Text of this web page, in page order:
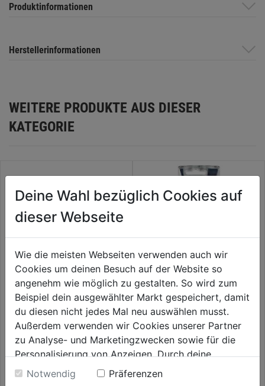
Produktinformationen
Herstellerinformationen
WEITERE PRODUKTE AUS DIESER
KATEGORIE
Metallbohrer HSS-G
THUNDERWEB DIN 338, 12,0 x
151 mm, HSS-G
(0)
0.0
von
14,99€
Spiralbohrerkassette S-Master
6tlg., TM, DM 2,3,4,5,6,8mm
0.0 (0)
0.0
von
15,99€
Deine Wahl bezüglich Cookies auf
dieser Webseite
Wie die meisten Webseiten verwenden auch wir
Cookies um deinen Besuch auf der Website so
angenehm wie möglich zu gestalten. So wird zum
Beispiel dein ausgewählter Markt gespeichert, damit
du diesen nicht jedes Mal neu auswählen musst.
Außerdem verwenden wir Cookies unserer Partner
zu Analyse- und Marketingzwecken sowie für die
Personalisierung von Anzeigen. Durch deine
Einwilligung werden die Daten von Drittanbieter,
unter anderem auch in den USA, verarbeitet.
Notwendig
Präferenzen